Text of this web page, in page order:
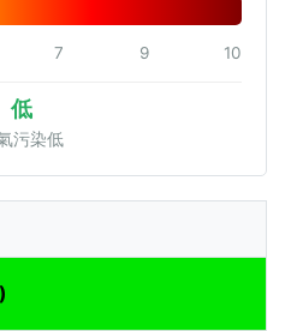
7 9 10
低
污染低